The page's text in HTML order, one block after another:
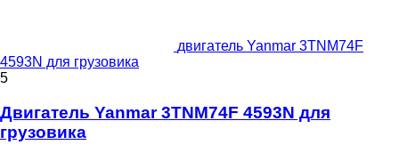
двигатель Yanmar 3TNM74F
4593N для грузовика
5
Двигатель Yanmar 3TNM74F 4593N для
грузовика